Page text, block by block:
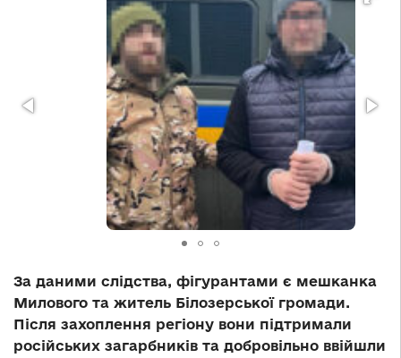
За даними слідства, фігурантами є мешканка
Милового та житель Білозерської громади.
Після захоплення регіону вони підтримали
російських загарбників та добровільно ввійшли